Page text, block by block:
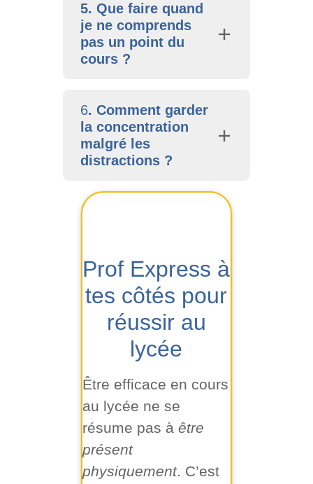
5. Que faire quand
je ne comprends
pas un point du
cours ?
6. Comment garder
la concentration
malgré les
distractions ?
Prof Express à
tes côtés pour
réussir au
lycée
Être efficace en cours
au lycée ne se
résume pas àêtre
présent
physiquement. C’est